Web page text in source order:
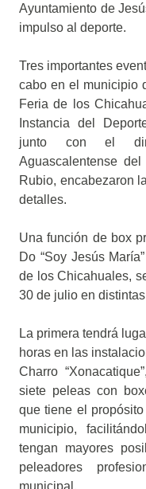
Ayuntamiento de
impulso al deporte.
Tres importantes
cabo en el municipio
Feria de los
Instancia del
junto con el
Aguascalentense
Rubio, encabezaron
detalles.
Una función de box
Do “Soy Jesús
de los Chicahuales,
30 de julio en
La primera tendrá
horas en las
Charro
siete peleas con
que tiene el
municipio,
tengan mayores
peleadores
municipal.